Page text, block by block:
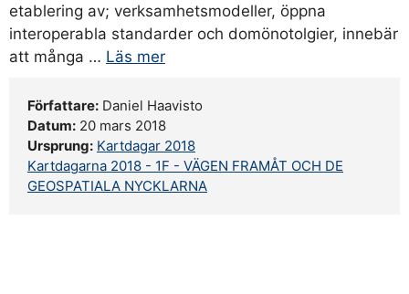
etablering av; verksamhetsmodeller, öppna
interoperabla standarder och domönotolgier, innebär
att många … Läs mer
Författare: Daniel Haavisto
Datum: 20 mars 2018
Ursprung: Kartdagar 2018
Kartdagarna 2018 - 1F - VÄGEN FRAMÅT OCH DE
GEOSPATIALA NYCKLARNA